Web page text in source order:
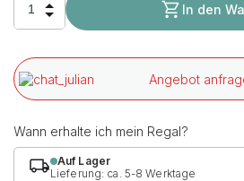
In den
Angebot
Wann erhalte ich mein Regal?
Auf Lager
Lieferung: ca. 5-8 Werktage